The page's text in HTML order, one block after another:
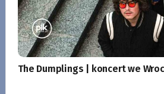
The Dumplings | koncert we